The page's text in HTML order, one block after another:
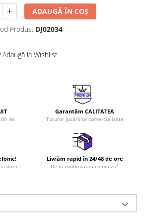
ADAUGĂ ÎN COȘ
Produs: DJ02034
Adaugă la Wishlist
lei
Garantăm CALITATEA
Tuturor jucăriilor comercializate
direct.
Livrăm rapid în 24/48 de ore
De la confirmarea comenzii*